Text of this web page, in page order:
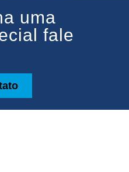
uma
fale